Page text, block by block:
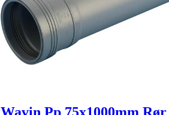
Wavin Pp 75x1000mm Rør